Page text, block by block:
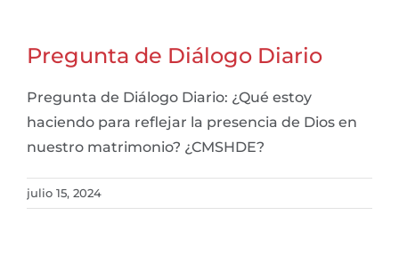
Pregunta de Diálogo Diario
Pregunta de Diálogo Diario: ¿Qué estoy
haciendo para reflejar la presencia de Dios en
nuestro matrimonio? ¿CMSHDE?
julio 15, 2024